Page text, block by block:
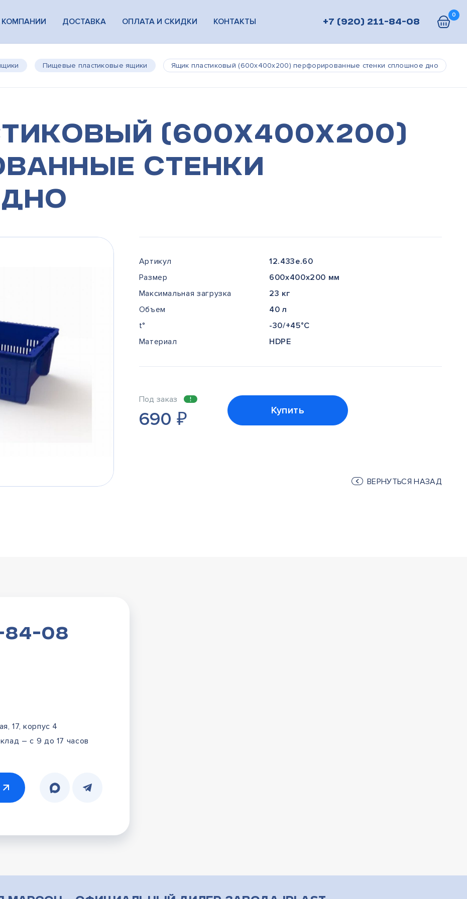
КОМПАНИИ ДОСТАВКА ОПЛАТА И СКИДКИ КОНТАКТЫ +7 (920) 211-84-08
0
Пищевые пластиковые ящики Ящик пластиковый (600х400х200) перфорированные стенки сплошное дно
(600х400х200)
стенки
Артикул
12.433e.60
Размер
600x400x200 мм
Максимальная загрузка
23 кг
Объем
40 л
t°
-30/+45°С
Материал
HDPE
Под заказ
690 ₽ Купить
ВЕРНУТЬСЯ НАЗАД
84-08
17, корпус 4
– с 9 до 17 часов